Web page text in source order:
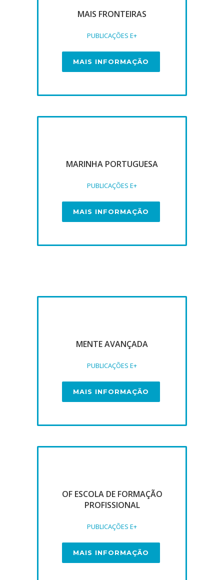
MAIS FRONTEIRAS
PUBLICAÇÕES E+
MAIS INFORMAÇÃO
MARINHA PORTUGUESA
PUBLICAÇÕES E+
MAIS INFORMAÇÃO
MENTE AVANÇADA
PUBLICAÇÕES E+
MAIS INFORMAÇÃO
OF ESCOLA DE FORMAÇÃO
PROFISSIONAL
PUBLICAÇÕES E+
MAIS INFORMAÇÃO